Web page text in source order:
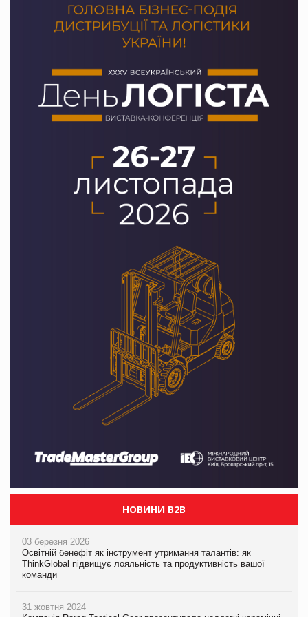
НОВИНИ B2B
03 березня 2026
Освітній бенефіт як інструмент утримання талантів: як
ThinkGlobal підвищує лояльність та продуктивність вашої
команди
31 жовтня 2024